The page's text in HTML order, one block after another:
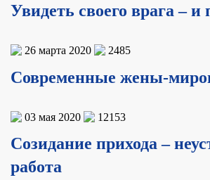
Увидеть своего врага – и
26 марта 2020 2485
Современные жены-
03 мая 2020 12153
Созидание прихода –
работа